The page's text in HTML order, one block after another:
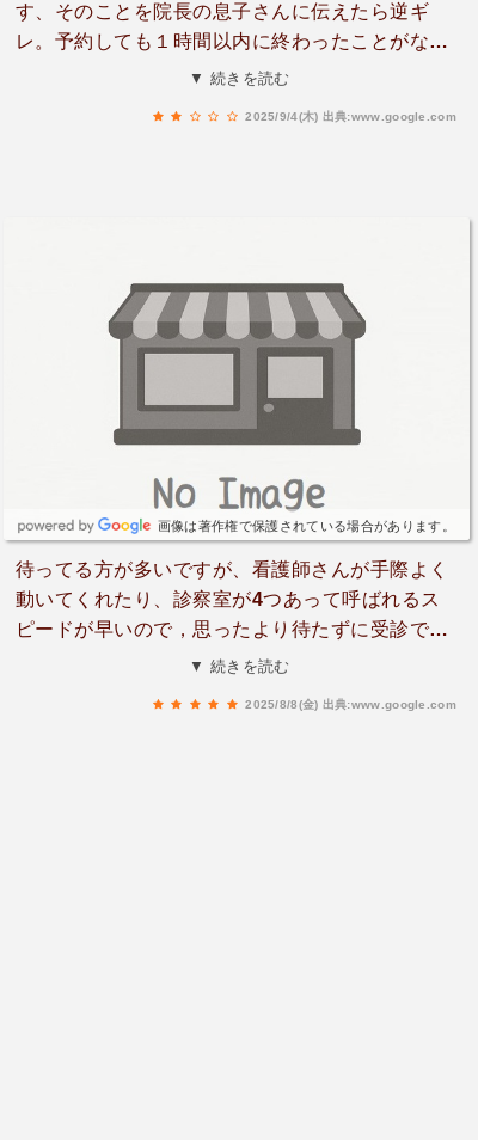
す、そのことを院長の息子さんに伝えたら逆ギ
レ。予約しても１時間以内に終わったことがな
い、それならば予約のシステムを変えなければ。
逆ギレされるのは大きな勘違いをされていると思
っています。
▼ 続きを読む
2025/9/4(木) 出典:www.google.com
画像は著作権で保護されている場合があります。
待ってる方が多いですが、看護師さんが手際よく
動いてくれたり、診察室が4つあって呼ばれるス
ピードが早いので，思ったより待たずに受診でき
ました。とても丁寧に診察してくださって安心で
▼ 続きを読む
2025/8/8(金) 出典:www.google.com